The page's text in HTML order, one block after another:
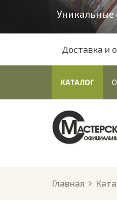
Доставка и
КАТАЛОГ
Главная